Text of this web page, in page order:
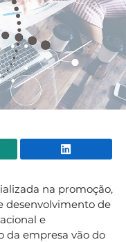
WhatsApp
na promoção,
desenvolvimento de
e
da empresa vão do